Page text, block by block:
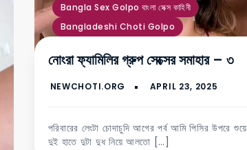
Bangla Sex Golpo বাংলা সেক্স কাহিনী
Bangladeshi Choti Golpo
Didi Ke Chodar Golpo
Group Sex Choti Golpo
Pacha Choti Golpo
Paribarik Choti Golpo
নোংরা ফ্যামিলির গ্রুপ সেক্সের সমাহার – ৩
পরিবারের লেংটা চোদাচুদি আগের পর্ব আমি পিসির উপরে শুয়ে
দুই হাতে দুটা দুধ নিয়ে আলতো […]